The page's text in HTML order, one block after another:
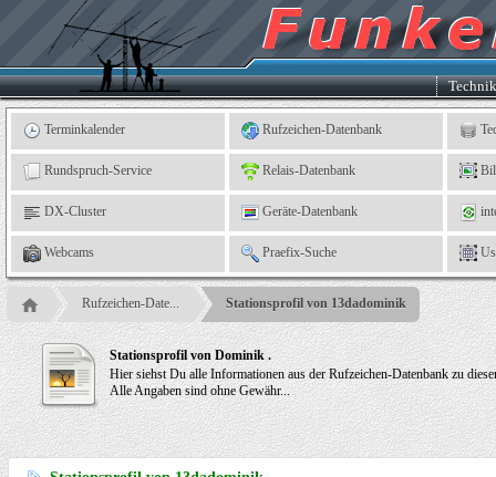
Kleingartenverein
e.
V.,
Leinefelde
Terminkalender Rufzeichen-Datenbank
Rundspruch-Service Relais-Datenbank
DX-Cluster Geräte-Datenbank
Webcams Praefix-Suche
Rufzeichen-Date... Stationsprofil von 13dadominik
Stationsprofil von Dominik .
Hier siehst Du alle Informationen aus der Rufzeichen-Datenbank zu
Alle Angaben sind ohne Gewähr...